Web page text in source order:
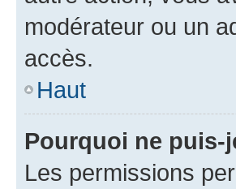
modérateur ou un
accès.
Haut
Pourquoi ne puis-
Les permissions